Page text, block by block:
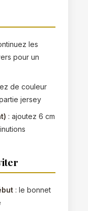
les
pour un
de couleur
jersey
: ajoutez 6 cm
: le bonnet